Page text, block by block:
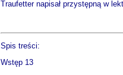
Traufetter napisał przystępną w
Spis treści:
Wstęp 13